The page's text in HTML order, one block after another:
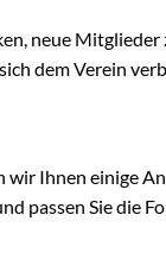
neue
dem Verein
Ihnen einige
passen Sie die